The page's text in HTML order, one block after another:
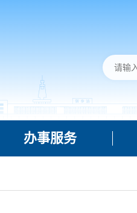
办事服务